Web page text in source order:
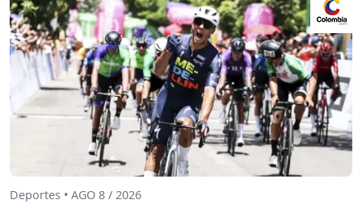
Deportes • AGO 8 / 2026